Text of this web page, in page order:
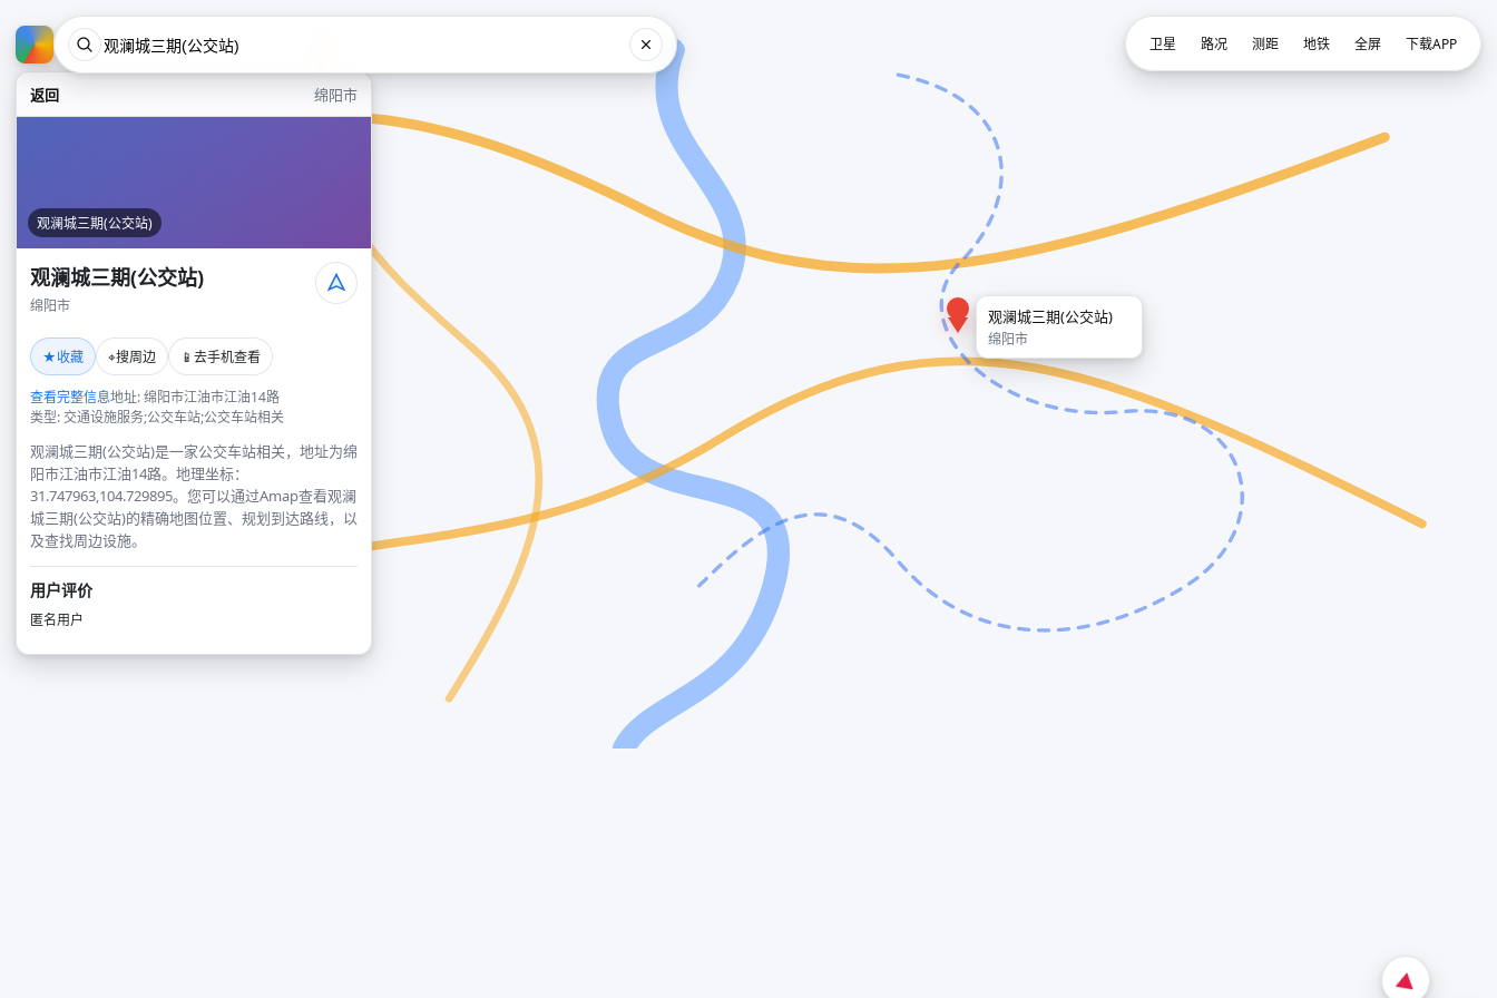
返回 绵阳市
观澜城三期(公交站)
观澜城三期(公交站)
绵阳市
★收藏 ⌖搜周边 📱 去手机查看
查看完整信息地址: 绵阳市江油市江油14路
类型: 交通设施服务;公交车站;公交车站相关
观澜城三期(公交站)是一家公交车站相关，地址为绵
阳市江油市江油14路。地理坐标：
31.747963,104.729895。您可以通过Amap查看观澜
城三期(公交站)的精确地图位置、规划到达路线，以
及查找周边设施。
用户评价
匿名用户
观澜城三期(公交站)
绵阳市
卫星 路况 测距 地铁 全屏 下载APP